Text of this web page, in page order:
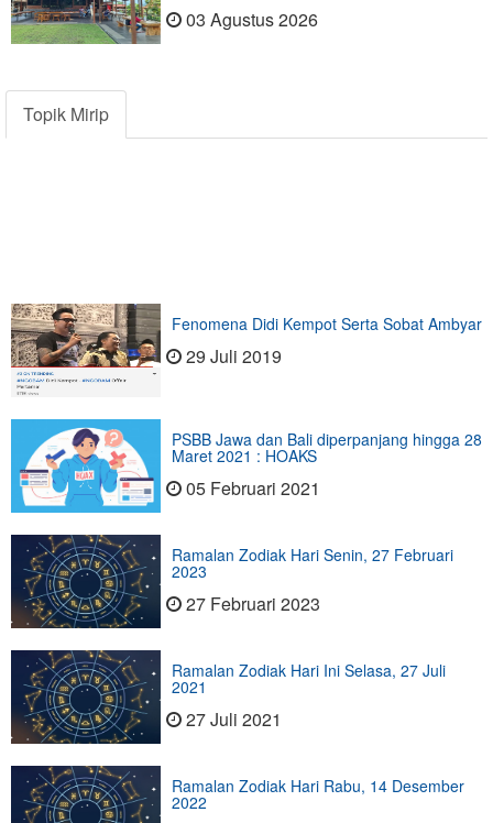
03 Agustus 2026
Topik Mirip
Fenomena Didi Kempot Serta Sobat Ambyar
29 Juli 2019
PSBB Jawa dan Bali diperpanjang hingga 28
Maret 2021 : HOAKS
05 Februari 2021
Ramalan Zodiak Hari Senin, 27 Februari
2023
27 Februari 2023
Ramalan Zodiak Hari Ini Selasa, 27 Juli
2021
27 Juli 2021
Ramalan Zodiak Hari Rabu, 14 Desember
2022